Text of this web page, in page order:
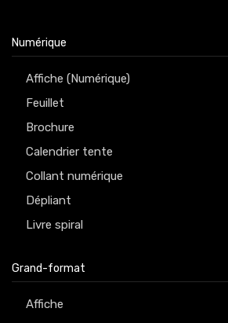
Numérique
Affiche (Numérique)
Feuillet
Brochure
Calendrier tente
Collant numérique
Dépliant
Livre spiral
Grand-format
Affiche